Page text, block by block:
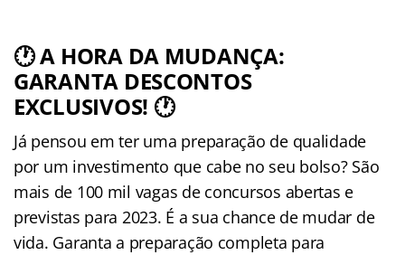
🕐 A HORA DA MUDANÇA:
GARANTA DESCONTOS
EXCLUSIVOS! 🕐
Já pensou em ter uma preparação de qualidade
por um investimento que cabe no seu bolso? São
mais de 100 mil vagas de concursos abertas e
previstas para 2023. É a sua chance de mudar de
vida. Garanta a preparação completa para